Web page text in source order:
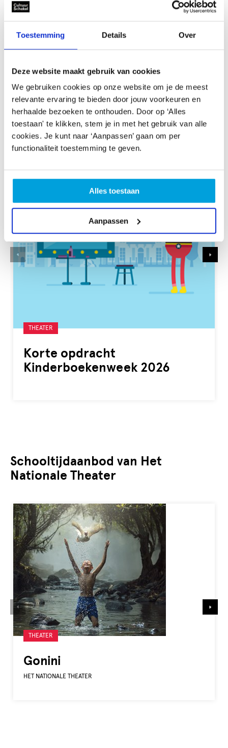
Toestemming Details Over
Deze website maakt gebruik van cookies
We gebruiken cookies op onze website om je de meest
relevante ervaring te bieden door jouw voorkeuren en
herhaalde bezoeken te onthouden. Door op ‘Alles
toestaan' te klikken, stem je in met het gebruik van alle
cookies. Je kunt naar ‘Aanpassen’ gaan om per
functionaliteit toestemming te geven.
Alles toestaan
Aanpassen
Ja
Rekening met visuele beperking:
Voorstelling op eigen locatie
COH-projecten
Korte opdracht
Kinderboekenweek 2026
Gelabeld
met:
THEATER
Schooltijdaanbod van Het
Nationale Theater
Gonini
Gelabeld
met:
THEATER
HET NATIONALE THEATER